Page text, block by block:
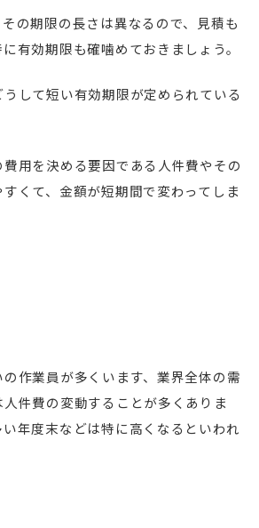
の期限の長さは異なるので、見積も
有効期限も確噛めておきましょう。
して短い有効期限が定められている
用を決める要因である人件費やその
くて、金額が短期間で変わってしま
作業員が多くいます、業界全体の需
件費の変動することが多くありま
年度末などは特に高くなるといわれ